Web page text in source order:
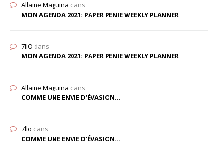
Allaine Maguina dans
MON AGENDA 2021: PAPER PENIE WEEKLY PLANNER
7llO dans
MON AGENDA 2021: PAPER PENIE WEEKLY PLANNER
Allaine Maguina dans
COMME UNE ENVIE D’ÉVASION…
7llo dans
COMME UNE ENVIE D’ÉVASION…